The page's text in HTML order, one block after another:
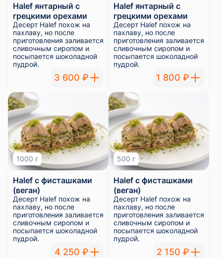
Halef янтарный с
грецкими орехами
Десерт Halef похож на
пахлаву, но после
приготовления заливается
сливочным сиропом и
посыпается шоколадной
пудрой.
3 600 ₽
Halef янтарный с
грецкими орехами
Десерт Halef похож на
пахлаву, но после
приготовления заливается
сливочным сиропом и
посыпается шоколадной
пудрой.
1 800 ₽
1000 г
Halef с фисташками
(веган)
Десерт Halef похож на
пахлаву, но после
приготовления заливается
сливочным сиропом и
посыпается шоколадной
пудрой.
4 250 ₽
500 г
Halef с фисташками
(веган)
Десерт Halef похож на
пахлаву, но после
приготовления заливается
сливочным сиропом и
посыпается шоколадной
пудрой.
2 150 ₽